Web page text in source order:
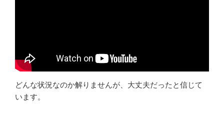
どんな状況なのか解りませんが、大丈夫だったと信じて
います。